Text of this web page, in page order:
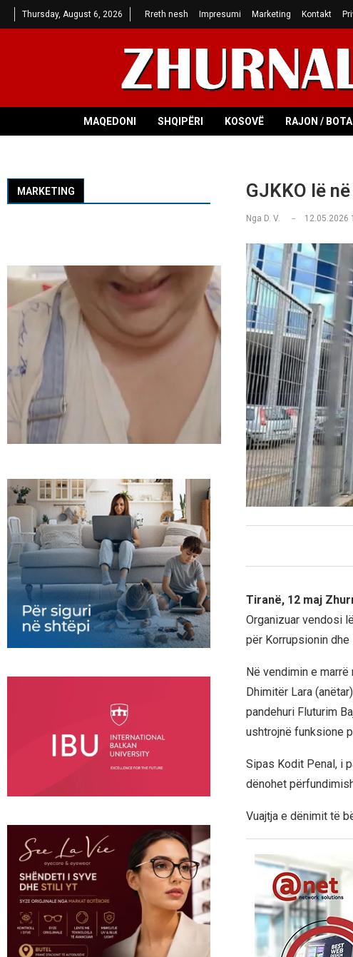
Thursday, August 6, 2026 Rreth nesh Impresumi Marketing Kontakt
MAQEDONI SHQIPËRI KOSOVË RAJON / BOTA
GJKKO lë
Nga D. V. 12.05.2026
Tiranë, 12 maj
Organizuar vendosi
për Korrupsionin dhe
Në vendimin e
Dhimitër Lara
pandehuri Fluturim
ushtrojnë funksione
Sipas Kodit Penal, i
dënohet
Vuajtja e dënimit të
MARKETING